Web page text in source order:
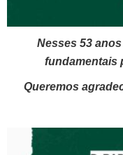
Nesses 53
fundamentais
Queremos